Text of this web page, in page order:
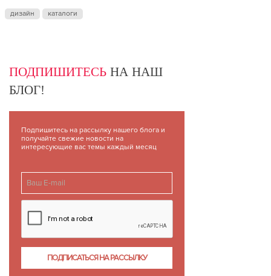
дизайн каталоги
ПОДПИШИТЕСЬ НА НАШ
БЛОГ!
Подпишитесь на рассылку нашего блога и
получайте свежие новости на
интересующие вас темы каждый месяц